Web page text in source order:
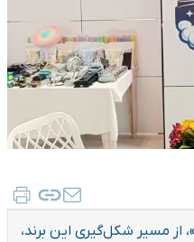
از مسیر شکل‌گیری این برند،